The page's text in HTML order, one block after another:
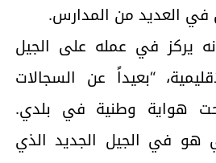
في العديد من المدارس.
يركز في عمله على الجيل
“بعيداً عن السجالات
هواية وطنية في بلدي.
هو في الجيل الجديد الذي